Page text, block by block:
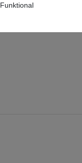
Funktional